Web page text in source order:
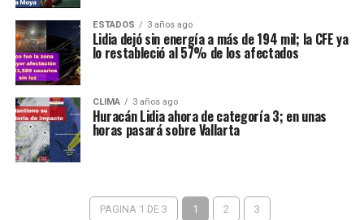
ESTADOS 3 años ago
Lidia dejó sin energía a más de 194 mil; la CFE ya
lo restableció al 57% de los afectados
CLIMA 3 años ago
Huracán Lidia ahora de categoría 3; en unas
horas pasará sobre Vallarta
PAGINA 1 DE 3 1 2 3